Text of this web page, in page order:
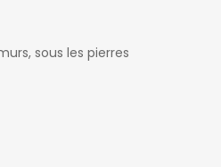
sous les pierres